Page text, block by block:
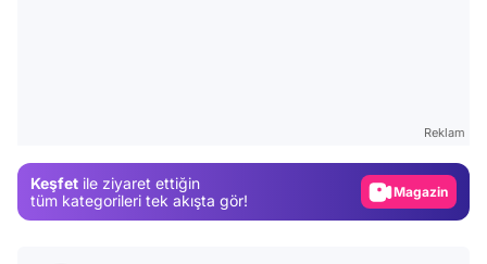
Reklam
Keşfet ile ziyaret ettiğin
tüm kategorileri tek akışta gör!
Magazin